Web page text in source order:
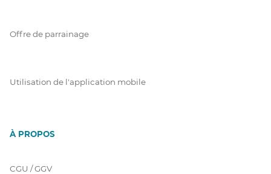
Offre de parrainage
Utilisation de l'application mobile
À PROPOS
CGU / GGV